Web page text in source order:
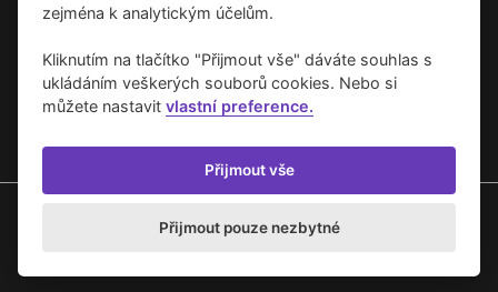
Copyright © 2020 Umění pro město.
Vytvořilo studio
Akcelero.cz
zejména k analytickým účelům.
Kliknutím na tlačítko "Přijmout vše" dáváte souhlas s
ukládáním veškerých souborů cookies. Nebo si
můžete nastavitvlastní preference.
Přijmout vše
Přijmout pouze nezbytné